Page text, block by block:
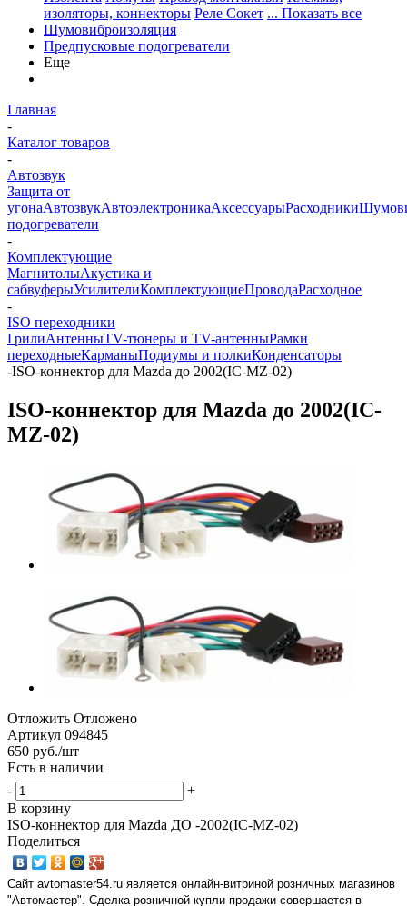
изоляторы, коннекторы Реле Сокет ... Показать все
Шумовиброизоляция
Предпусковые подогреватели
Еще
Главная
-
Каталог товаров
-
Автозвук
Защита от
угонаАвтозвукАвтоэлектроникаАксессуарыРасходники
подогреватели
-
Комплектующие
МагнитолыАкустика и
сабвуферыУсилителиКомплектующиеПроводаРасходное
-
ISO переходники
ГрилиАнтенныTV-тюнеры и TV-антенныРамки
переходныеКарманыПодиумы и полкиКонденсаторы
-ISO-коннектор для Mazda до 2002(IC-MZ-02)
ISO-коннектор для Mazda до 2002(IC-
MZ-02)
Отложить Отложено
Артикул 094845
650 руб./шт
Есть в наличии
-
+
В корзину
ISO-коннектор для Mazda ДО -2002(IC-MZ-02)
Поделиться
Сайт avtomaster54.ru является онлайн-витриной розничных магазинов
"Автомастер". Сделка розничной купли-продажи совершается в